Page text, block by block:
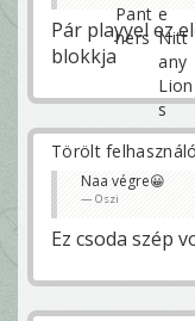
Pár playyel ez
blokkja
Törölt felhasználó
Naa végre😀
Oszi
Ez csoda szép